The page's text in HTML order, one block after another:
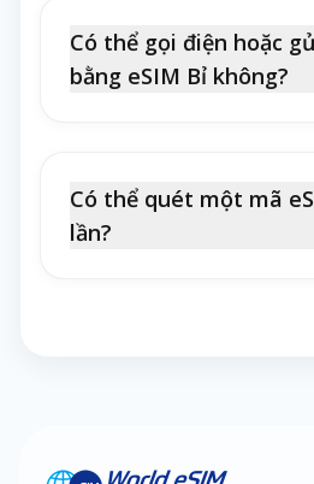
Có thể gọi điện hoặc
bằng eSIM Bỉ không?
Có thể quét một mã
lần?